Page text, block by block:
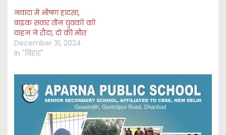
नवादा में भीषण हादसा,
बाइक सवार तीन युवकों को
वाहन ने रौंदा, दो की मौत
December 31, 2024
In "बिहार"